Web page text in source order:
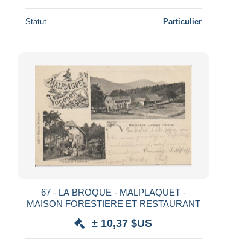
Statut Particulier
67 - LA BROQUE - MALPLAQUET -
MAISON FORESTIERE ET RESTAURANT
± 10,37 $US